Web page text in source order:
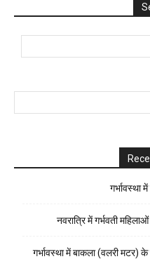
गर्भावस्था
नवरात्रि में गर्भवती
गर्भावस्था में बाकला (वलरी मटर)